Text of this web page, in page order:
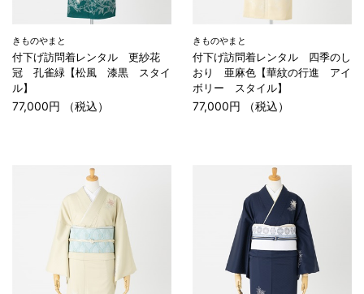
きものやまと
付下げ訪問着レンタル 更紗花
冠 孔雀緑【松風 漆黒 スタイ
ル】
77,000円 （税込）
きものやまと
付下げ訪問着レンタル 四季のし
おり 亜麻色【華紋の行進 アイ
ボリー スタイル】
77,000円 （税込）